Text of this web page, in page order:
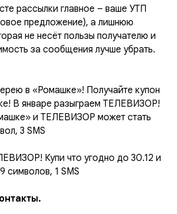
рассылки главное – ваше УТП
предложение), а лишнюю
не несёт пользы получателю и
за сообщения лучше убрать.
в «Ромашке»! Получайте купон
В январе разыграем ТЕЛЕВИЗОР!
и ТЕЛЕВИЗОР может стать
3 SMS
Купи что угодно до 30.12 и
символов, 1 SMS